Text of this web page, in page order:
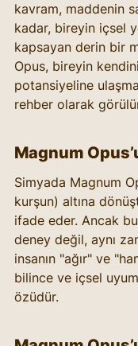
kavram, maddenin
kadar, bireyin içsel
kapsayan derin bir
Opus, bireyin
potansiyeline
rehber olarak
Magnum
Simyada Magnum
kurşun) altına
ifade eder. Ancak
deney değil, aynı
insanın "ağır" ve
bilince ve içsel
özüdür.